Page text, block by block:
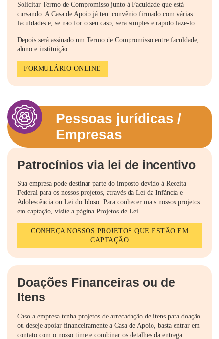
Solicitar Termo de Compromisso junto à Faculdade que está
cursando. A Casa de Apoio já tem convênio firmado com várias
faculdades e, se não for o seu caso, será simples e rápido fazê-lo
Depois será assinado um Termo de Compromisso entre faculdade,
aluno e instituição.
FORMULÁRIO ONLINE
Pessoas jurídicas /
Empresas
Patrocínios via lei de incentivo
Sua empresa pode destinar parte do imposto devido à Receita
Federal para os nossos projetos, através da Lei da Infância e
Adolescência ou Lei do Idoso. Para conhecer mais nossos projetos
em captação, visite a página Projetos de Lei.
CONHEÇA NOSSOS PROJETOS QUE ESTÃO EM
CAPTAÇÃO
Doações Financeiras ou de
Itens
Caso a empresa tenha projetos de arrecadação de itens para doação
ou deseje apoiar financeiramente a Casa de Apoio, basta entrar em
contato com o nosso time e combinar os detalhes da entrega.